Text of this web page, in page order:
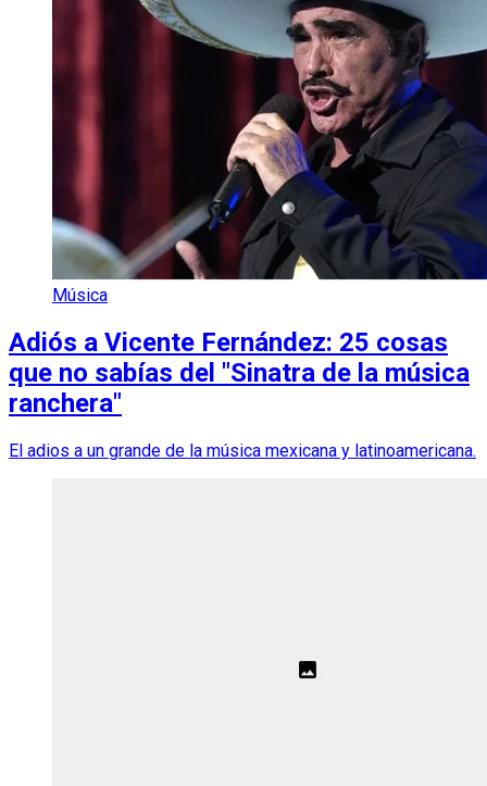
Música
Adiós a Vicente Fernández: 25 cosas
que no sabías del "Sinatra de la música
ranchera"
El adios a un grande de la música mexicana y latinoamericana.